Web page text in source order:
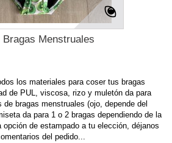
Bragas Menstruales
los materiales para coser tus bragas
de PUL, viscosa, rizo y muletón da para
bragas menstruales (ojo, depende del
da para 1 o 2 bragas dependiendo de la
de estampado a tu elección, déjanos
del pedido...